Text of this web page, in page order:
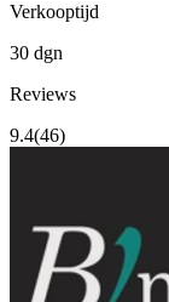
Verkooptijd
30 dgn
Reviews
9.4(46)